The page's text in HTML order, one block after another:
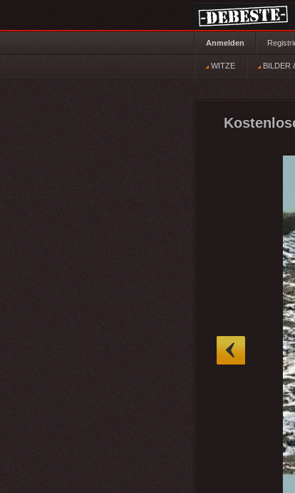
Anmelden
WITZE BILDER